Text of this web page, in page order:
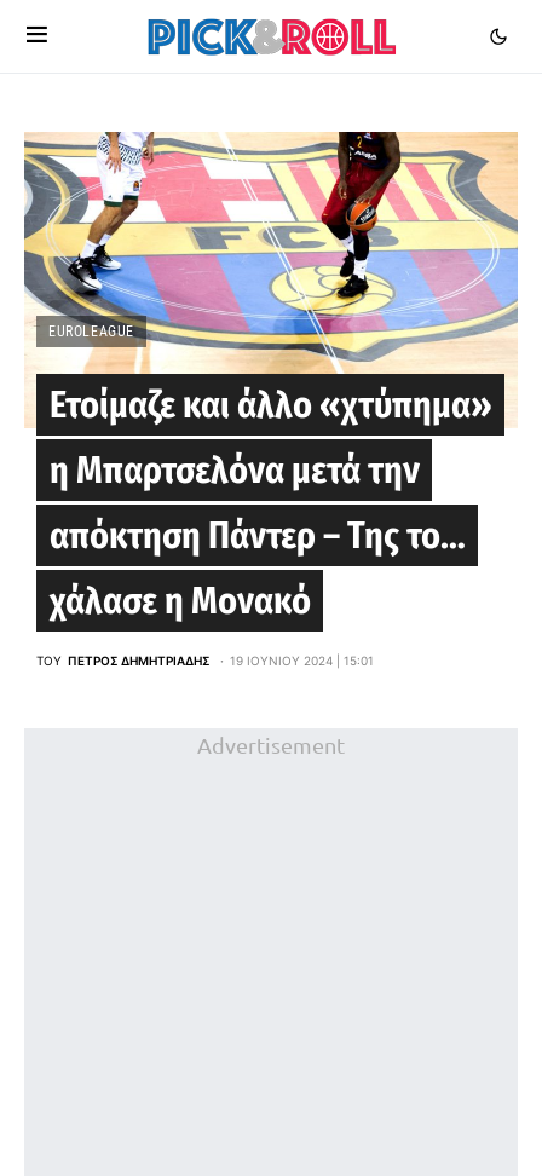
EUROLEAGUE
Ετοίμαζε και άλλο «χτύπημα»
η Μπαρτσελόνα μετά την
απόκτηση Πάντερ – Της το…
χάλασε η Μονακό
ΤΟΥ ΠΈΤΡΟΣ ΔΗΜΗΤΡΙΆΔΗΣ 19 ΙΟΥΝΊΟΥ 2024 | 15:01
Advertisement